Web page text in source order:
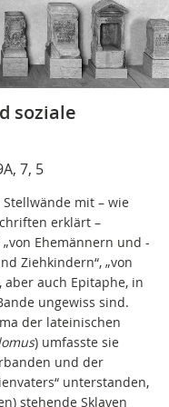
soziale
7, 5
mit – wie
erklärt –
Ehemännern und -
Ziehkindern“, „von
auch Epitaphe, in
ungewiss sind.
der lateinischen
) umfasste sie
und der
unterstanden,
stehende Sklaven